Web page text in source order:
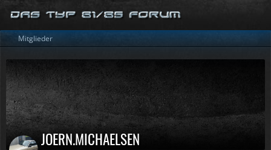
Mitglieder
JOERN.MICHAELSEN